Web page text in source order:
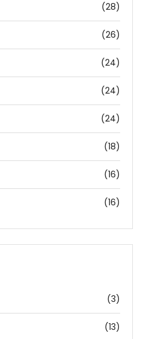
(28)
(26)
(24)
(24)
(24)
(18)
(16)
(16)
(3)
(13)